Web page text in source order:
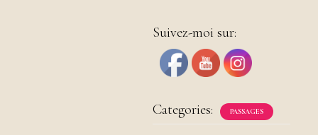
Suivez-moi sur:
Categories: PASSAGES